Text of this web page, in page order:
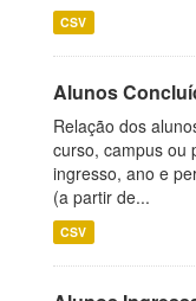
CSV
Alunos
Relação dos
curso, campus ou
ingresso, ano e
(a partir de...
CSV